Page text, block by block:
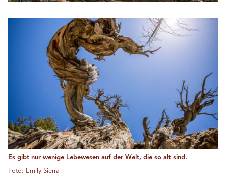
Es gibt nur wenige Lebewesen auf der Welt, die so alt sind.
Foto: Emily Sierra